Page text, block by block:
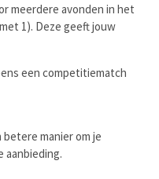
meerdere avonden in het
1). Deze geeft jouw
een competitiematch
manier om je
aanbieding.